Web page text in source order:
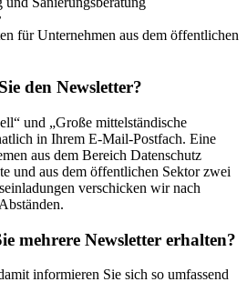
für Unternehmen aus dem öffentlichen
den Newsletter?
und „Große mittelständische
in Ihrem E-Mail-Postfach. Eine
aus dem Bereich Datenschutz
und aus dem öffentlichen Sektor zwei
verschicken wir nach
mehrere Newsletter erhalten?
informieren Sie sich so umfassend